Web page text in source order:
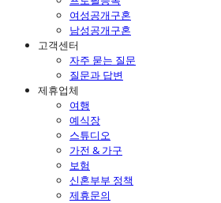
여성공개구혼
남성공개구혼
고객센터
자주 묻는 질문
질문과 답변
제휴업체
여행
예식장
스튜디오
가전 & 가구
보험
신혼부부 정책
제휴문의